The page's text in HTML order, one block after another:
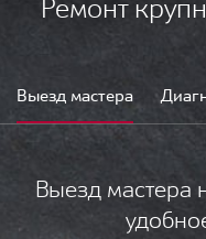
Ремонт
Выезд мастера
Выезд мастера